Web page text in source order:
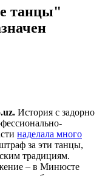
танцы"
История с задорно
наделала много
за эти танцы,
традициям.
– в Минюсте